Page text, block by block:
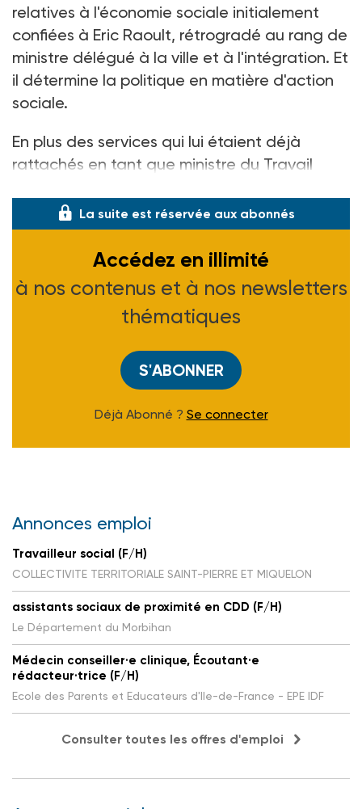
relatives à l'économie sociale initialement
confiées à Eric Raoult, rétrogradé au rang de
ministre délégué à la ville et à l'intégration. Et
il détermine la politique en matière d'action
sociale.
En plus des services qui lui étaient déjà
rattachés en tant que ministre du Travail
La suite est réservée aux abonnés
Accédez en illimité
à nos contenus et à nos newsletters
thématiques
S'ABONNER
Déjà Abonné ? Se connecter
Annonces emploi
Travailleur social (F/H)
COLLECTIVITE TERRITORIALE SAINT-PIERRE ET MIQUELON
assistants sociaux de proximité en CDD (F/H)
Le Département du Morbihan
Médecin conseiller·e clinique, Écoutant·e
rédacteur·trice (F/H)
Ecole des Parents et Educateurs d'Ile-de-France - EPE IDF
Consulter toutes les offres d'emploi